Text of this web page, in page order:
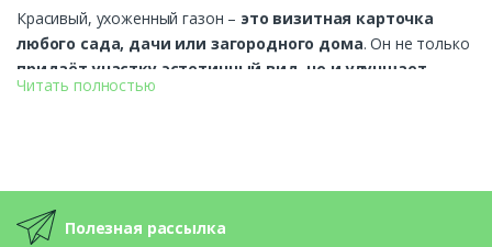
Красивый, ухоженный газон – это визитная карточка
любого сада, дачи или загородного дома. Он не только
придаёт участку эстетичный вид, но и улучшает
микроклимат, предотвращает эрозию почвы и
или обновить уже имеющееся покрытие, важно
выбрать качественные семена газонной травы
нашем интернет-магазине представлены
Читать полностью
Полезная рассылка